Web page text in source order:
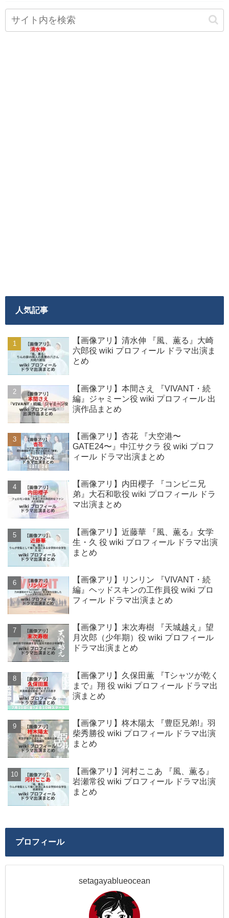
人気記事
【画像アリ】清水伸 『風、薫る』大崎
六郎役 wiki プロフィール ドラマ出演ま
とめ
【画像アリ】本間さえ 『VIVANT・続
編』ジャミーン役 wiki プロフィール 出
演作品まとめ
【画像アリ】杏花 『大空港〜
GATE24〜』中江サクラ 役 wiki プロフ
ィール ドラマ出演まとめ
【画像アリ】内田櫻子 『コンビニ兄
弟』大石和歌役 wiki プロフィール ドラ
マ出演まとめ
【画像アリ】近藤華 『風、薫る』女学
生・久 役 wiki プロフィール ドラマ出演
まとめ
【画像アリ】リンリン 『VIVANT・続
編』ヘッドスキンの工作員役 wiki プロ
フィール ドラマ出演まとめ
【画像アリ】末次寿樹 『天城越え』望
月次郎（少年期）役 wiki プロフィール
ドラマ出演まとめ
【画像アリ】久保田薫 『Tシャツが乾く
まで』翔 役 wiki プロフィール ドラマ出
演まとめ
【画像アリ】柊木陽太 『豊臣兄弟!』羽
柴秀勝役 wiki プロフィール ドラマ出演
まとめ
【画像アリ】河村ここあ 『風、薫る』
岩瀬常役 wiki プロフィール ドラマ出演
まとめ
プロフィール
setagayablueocean